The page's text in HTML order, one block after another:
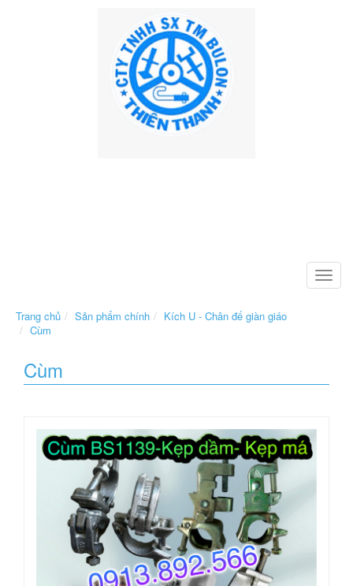
Toggle
Trang chủ
Sản phẩm chính
Kích U - Chân đế giàn giáo
Cùm
Cùm